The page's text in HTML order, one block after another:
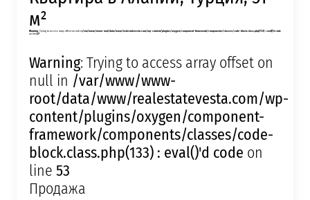
м²
Warning: Trying to access array offset on null in/var/www/www-root/data/www/realestatevesta.com/wp-content/plugins/oxygen/component-framework/components/classes/code-block.class.php(133) : eval()'d code
on line49
Warning: Trying to access array offset on
null in /var/www/www-
root/data/www/realestatevesta.com/wp-
content/plugins/oxygen/component-
framework/components/classes/code-
block.class.php(133) : eval()'d code on
line53
Продажа